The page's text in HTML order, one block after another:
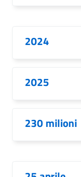
2024
2025
230 milioni